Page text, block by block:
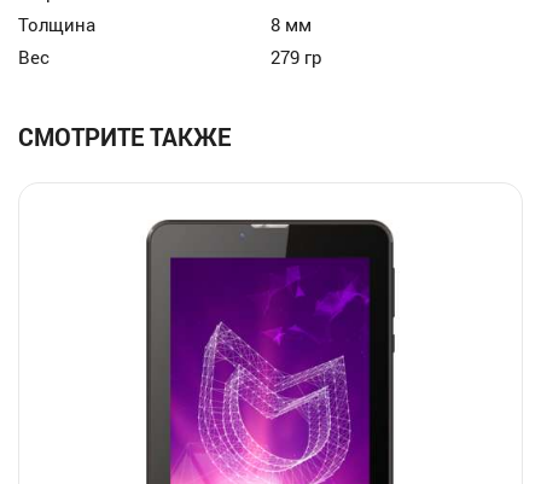
Толщина
8 мм
Вес
279 гр
СМОТРИТЕ ТАКЖЕ